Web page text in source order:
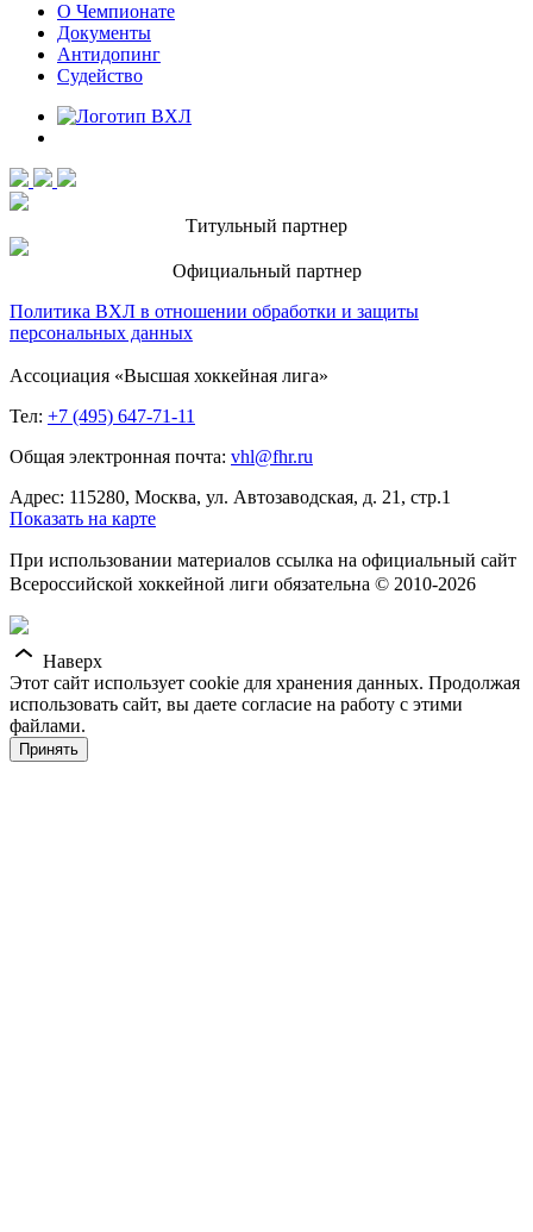
О Чемпионате
Документы
Антидопинг
Судейство
Титульный партнер
Официальный партнер
Политика ВХЛ в отношении обработки и защиты
персональных данных
Ассоциация «Высшая хоккейная лига»
Тел: +7 (495) 647-71-11
Общая электронная почта: vhl@fhr.ru
Адрес: 115280, Москва, ул. Автозаводская, д. 21, стр.1
Показать на карте
При использовании материалов ссылка на официальный сайт
Всероссийской хоккейной лиги обязательна © 2010-2026
Наверх
Этот сайт использует cookie для хранения данных. Продолжая
использовать сайт, вы даете согласие на работу с этими
файлами.
Принять